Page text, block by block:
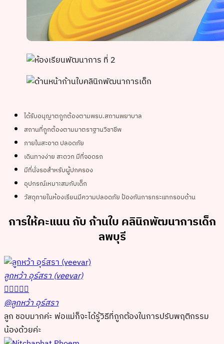
ได้รับอนุญาตถูกต้องตามพรบ.สถานพยาบาล
สถานที่ถูกต้องตามมาตราฐานวิชาชีพ
ภายในสะอาด ปลอดภัย
เดินทางง่าย สะดวก มีที่จอดรถ
มีที่นั่งรอสำหรับผู้ปกครอง
อุปกรณ์เหมาะสมกับเด็ก
วัสดุภายในห้องเรียนมีความปลอดภัย ป้องกันการกระแทกรอบด้าน
การให้คะแนน กับ ก้านใบ คลินิกพัฒนาการเด็ก
ลพบุรี
ลูกหว้า อุร์สรา (veevar)

@ลูกหว้า อุร์สรา
ลูก ชอบมากค่ะ พ่อแม่ก็จะได้รู้วิธีที่ถูกต้องในการปรับพฤติกรรม
น้องด้วยค่ะ